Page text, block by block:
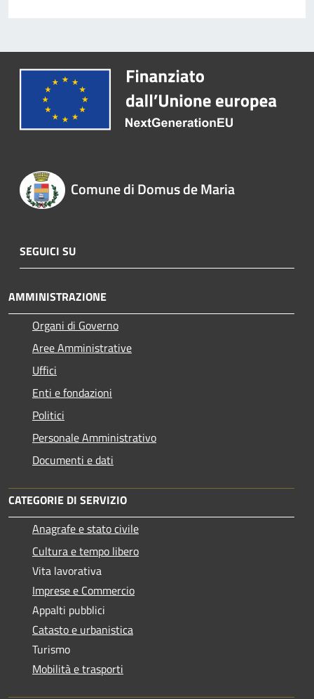
Comune di Domus de Maria
SEGUICI SU
AMMINISTRAZIONE
Organi di Governo
Aree Amministrative
Uffici
Enti e fondazioni
Politici
Personale Amministrativo
Documenti e dati
CATEGORIE DI SERVIZIO
Anagrafe e stato civile
Cultura e tempo libero
Vita lavorativa
Imprese e Commercio
Appalti pubblici
Catasto e urbanistica
Turismo
Mobilità e trasporti